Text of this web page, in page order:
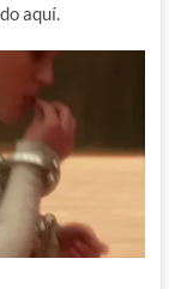
aquí.